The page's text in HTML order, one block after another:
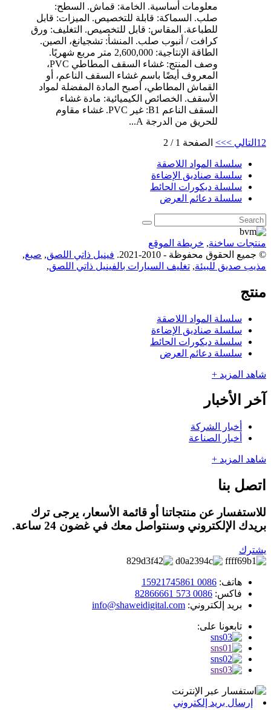
معلومات أساسية. الخامة: قماش. السطح:
صلب. السماكة: قابلة للتخصيص. الميزات: قابل
للطباعة. المقاس: قابل للتخصيص. التغليف: ورق
كرافت / أنبوب صلب. المنشأ: تشجيانغ، الصين.
الطاقة الإنتاجية: 2,600,000 متر مربع شهريًا.
وصف المنتج: غشاء السقف المطاطي PVC،
المعروف أيضًا باسم غشاء السقف الناعم، أو
القماش المطاطي، أصبح المادة المفضلة لمواد
الأسقف. الخصائص الكيميائية: مادة غشاء
السقف الناعم B1: غير PVC. غشاء مقاوم
للحريق من الدرجة A...
1 2 التالي >>> الصفحة 1 / 2
سلسلة المواد اللاصقة
سلسلة صناديق الإضاءة
سلسلة ديكورات الحائط
سلسلة دعائم العرض
منتجات ساخنة, خريطة الموقع
© جميع الحقوق محفوظة - 2010-2021.
فينيل ذاتي اللصق, صبغ,
مذيب صديق للبيئة, تغليف السيارات بالفينيل ذاتي اللصق,
منتج
سلسلة المواد اللاصقة
سلسلة صناديق الإضاءة
سلسلة ديكورات الحائط
سلسلة دعائم العرض
شاهد المزيد +
آخر الأخبار
أخبار الشركة
أخبار الصناعة
شاهد المزيد +
اتصل بنا
للاستفسار عن منتجاتنا أو قائمة الأسعار، يرجى ترك
بريدك الإلكتروني وسنتواصل معك في غضون 24 ساعة.
يشترك
هاتف: 0086 15921745861
فاكس: 0086 573 82866661
بريد إلكتروني: info@shaweidigital.com
تابعونا على:
إرسال بريد إلكتروني